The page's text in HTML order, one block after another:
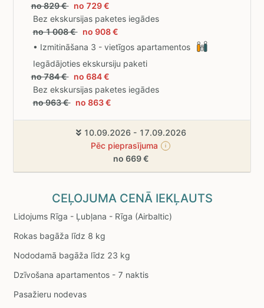
no 829 € no 729 €
Bez ekskursijas paketes iegādes
no 1 008 € no 908 €
• Izmitināšana 3 - vietīgos apartamentos
Iegādājoties ekskursiju paketi
no 784 € no 684 €
Bez ekskursijas paketes iegādes
no 963 € no 863 €
10.09.2026 - 17.09.2026
Pēc pieprasījuma
i
no 669 €
CEĻOJUMA CENĀ IEKĻAUTS
Lidojums Rīga - Ļubļana - Rīga (Airbaltic)
Rokas bagāža līdz 8 kg
Nododamā bagāža līdz 23 kg
Dzīvošana apartamentos - 7 naktis
Pasažieru nodevas